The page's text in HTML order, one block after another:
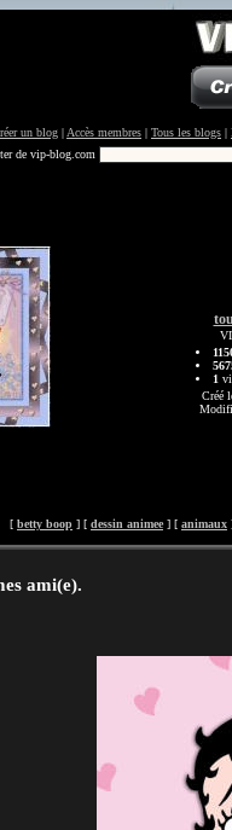
un blog | Accès membres | Tous les blogs |
de vip-blog.com
1
Créé
[ betty boop ] [ dessin animee ] [ animaux
ami(e).